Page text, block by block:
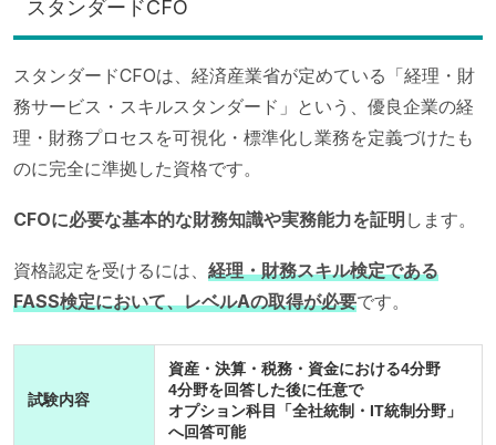
スタンダードCFO
スタンダードCFOは、経済産業省が定めている「経理・財
務サービス・スキルスタンダード」という、優良企業の経
理・財務プロセスを可視化・標準化し業務を定義づけたも
のに完全に準拠した資格です。
CFOに必要な基本的な財務知識や実務能力を証明 します。
資格認定を受けるには、 経理・財務スキル検定である
FASS検定において、レベルAの取得が必要です。
試験内容
資産・決算・税務・資金における4分野
4分野を回答した後に任意で
オプション科目「全社統制・IT統制分野」
へ回答可能